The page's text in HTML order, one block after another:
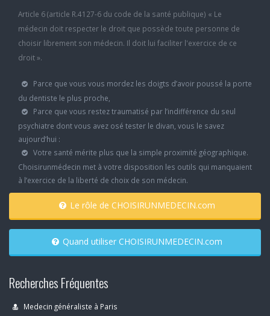
Article 6 (article R.4127-6 du code de la santé publique) « Le
médecin doit respecter le droit que possède toute personne de
choisir librement son médecin. Il doit lui faciliter l'exercice de ce
droit ».
Parce que vous vous mordez les doigts d’avoir poussé la porte
du dentiste le plus proche,
Parce que vous restez traumatisé par l’indifférence du seul
psychiatre dont vous avez osé tester le divan, vous le savez
aujourd’hui :
Votre santé mérite plus que la simple proximité géographique.
Choisirunmédecin met à votre disposition les outils qui manquaient
à l’exercice de la liberté de choix de son médecin.
Le rôle de CHOISIRUNMEDECIN.com
Quand utiliser CHOISIRUNMEDECIN.com
Recherches Fréquentes
Medecin généraliste à Paris